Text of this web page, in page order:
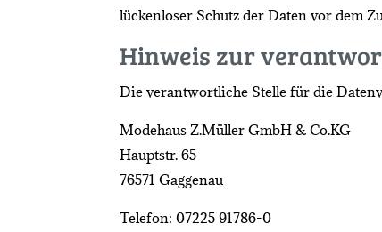
lückenloser Schutz der Daten vor dem
Hinweis zur
Die verantwortliche Stelle für die
Modehaus Z.Müller GmbH & Co.KG
Hauptstr. 65
76571 Gaggenau
Telefon: 07225 91786-0